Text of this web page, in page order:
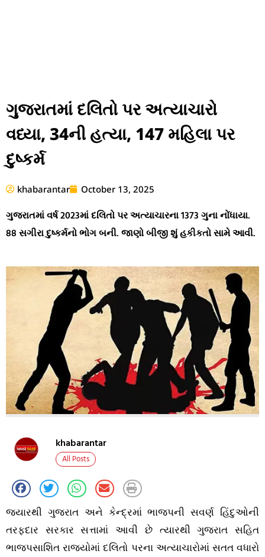
ગુજરાતમાં દલિતો પર અત્યાચારો
વધ્યા, 34ની હત્યા, 147 મહિલા પર
દુષ્કર્મ
khabarantar October 13, 2025
ગુજરાતમાં વર્ષ 2023માં દલિતો પર અત્યાચારના 1373 ગુના નોંધાયા.
88 સગીરા દુષ્કર્મનો ભોગ બની. જાણો બીજી શું હકીકતો સામે આવી.
khabarantar
All Posts
જ્યારથી ગુજરાત અને કેન્દ્રમાં ભાજપની સવર્ણ હિંદુઓની
તરફદાર સરકાર સત્તામાં આવી છે ત્યારથી ગુજરાત સહિત
ભાજપસાશિત રાજ્યોમાં દલિતો પરના અત્યાચારોમાં સતત વધારો